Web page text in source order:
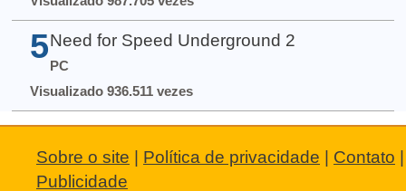
5 Need for Speed Underground 2
PC
Visualizado 936.511 vezes
Sobre o site | Política de privacidade | Contato |
Publicidade